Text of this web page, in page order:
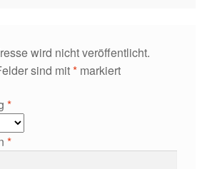
wird nicht veröffentlicht.
sind mit*markiert
*
*